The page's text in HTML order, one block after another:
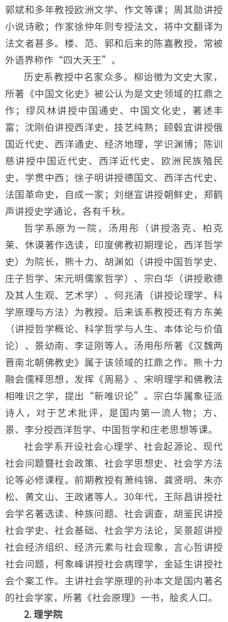
郭斌和多年教授欧洲文学、作文等课；周其勋讲授
小说诗歌；作家徐仲年则专授法文，将中文翻译为
法文者甚多。楼、范、郭和后来的陈嘉教授，常被
外语界称作“四大天王”。
历史系教授中名家众多。柳诒徵为文史大家，
所著《中国文化史》被公认为是文史领域的扛鼎之
作；缪风林讲授中国通史、中国文化史，著述丰
富；沈刚伯讲授西洋史，技艺纯熟；顾毂宜讲授俄
国近代史、西洋通史、经济地理，学识渊博；陈训
慈讲授中国近代史、西洋近代史、欧洲民族殖民
史，学贯中西；徐子明讲授德国文、西洋古代史、
法国革命史，自成一家；刘继宣讲授朝鲜史，郑鹤
声讲授史学通论，各有千秋。
哲学系原为一院，汤用彤（讲授洛克、柏克
莱、休谟著作选读，印度佛教初期理论，西洋哲学
史）为院长，熊十力、胡渊如（讲授中国哲学史、
庄子哲学、宋元明儒家哲学）、宗白华（讲授歌德
及其人生观、艺术学）、何兆清（讲授论理学、科
学原理与方法）为教授。后来该系教授还有方东美
（讲授哲学概论、科学哲学与人生、本体论与价值
论）、景幼南、李证刚等人。汤用彤所著《汉魏两
晋南北朝佛教史》属于该领域的扛鼎之作。熊十力
融会儒释思想，发挥《周易》、宋明理学和佛教法
相唯识之学，提出“新唯识论”。宗白华属象征派
诗人，对于艺术批评，是国内第一流人物；方、
景、李分授西洋哲学、中国哲学和庄老思想等课。
社会学系开设社会心理学、社会起源论、现代
社会问题暨社会政策、社会学思想史、社会学方法
论等必修课程。前期教授有萧纯锦、龚贤明、朱亦
松、黄文山、王政诸等人。30年代，王际昌讲授社
会学名著选读、种族问题、社会调查，胡鉴民讲授
社会学史、社会基础、社会学方法论，吴景超讲授
社会经济组织、经济元素与社会现象，言心哲讲授
社会问题，柯象峰讲授社会病理学，金延生讲授社
会个案工作。主讲社会学原理的孙本文是国内著名
的社会学家，所著《社会原理》一书，脍炙人口。
2. 理学院